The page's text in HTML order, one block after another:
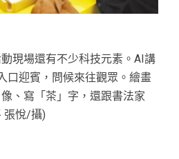
現場還有不少科技元素。AI講
口迎賓，問候來往觀眾。繪畫
、寫「茶」字，還跟書法家
張悅/攝)